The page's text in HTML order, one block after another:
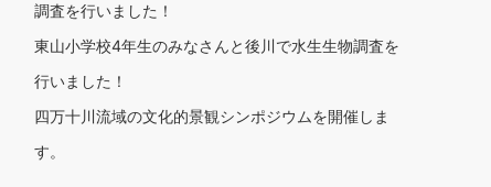
調査を行いました！
東山小学校4年生のみなさんと後川で水生生物調査を
行いました！
四万十川流域の文化的景観シンポジウムを開催しま
す。